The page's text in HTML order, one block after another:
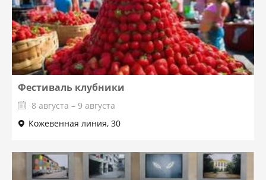
Фестиваль клубники
8 августа – 9 августа
Кожевенная линия, 30